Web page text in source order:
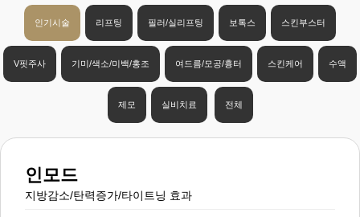
인기시술 리프팅 필러/실리프팅 보톡스 스킨부스터
V핏주사 기미/색소/미백/홍조 여드름/모공/흉터 스킨케어 수액
제모 실비치료 전체
인모드
지방감소/탄력증가/타이트닝 효과